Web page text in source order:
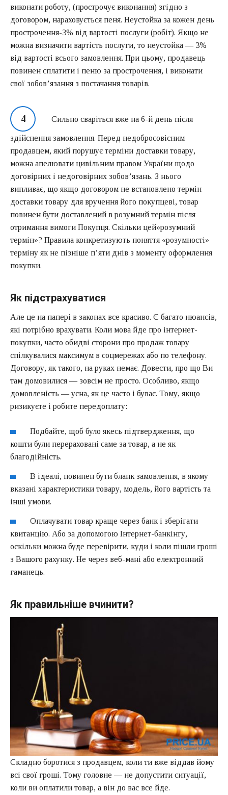
виконати роботу, (прострочує виконання) згідно з
договором, нараховується пеня. Неустойка за кожен день
прострочення-3% від вартості послуги (робіт). Якщо не
можна визначити вартість послуги, то неустойка — 3%
від вартості всього замовлення. При цьому, продавець
повинен сплатити і пеню за прострочення, і виконати
свої зобов’язання з постачання товарів.
Сильно сваріться вже на 6-й день після
здійснення замовлення. Перед недобросовісним
продавцем, який порушує терміни доставки товару,
можна апелювати цивільним правом України щодо
договірних і недоговірних зобов’язань. З нього
випливає, що якщо договором не встановлено термін
доставки товару для вручення його покупцеві, товар
повинен бути доставлений в розумний термін після
отримання вимоги Покупця. Скільки цей»розумний
термін»? Правила конкретизують поняття «розумності»
терміну як не пізніше п’яти днів з моменту оформлення
покупки.
Як підстрахуватися
Але це на папері в законах все красиво. Є багато нюансів,
які потрібно врахувати. Коли мова йде про інтернет-
покупки, часто обидві сторони про продаж товару
спілкувалися максимум в соцмережах або по телефону.
Договору, як такого, на руках немає. Довести, про що Ви
там домовилися — зовсім не просто. Особливо, якщо
домовленість — усна, як це часто і буває. Тому, якщо
ризикуєте і робите передоплату:
Подбайте, щоб було якесь підтвердження, що
кошти були перераховані саме за товар, а не як
благодійність.
В ідеалі, повинен бути бланк замовлення, в якому
вказані характеристики товару, модель, його вартість та
інші умови.
Оплачувати товар краще через банк і зберігати
квитанцію. Або за допомогою Інтернет-банкінгу,
оскільки можна буде перевірити, куди і коли пішли гроші
з Вашого рахунку. Не через веб-мані або електронний
гаманець.
Як правильніше вчинити?
Складно боротися з продавцем, коли ти вже віддав йому
всі свої гроші. Тому головне — не допустити ситуації,
коли ви оплатили товар, а він до вас все йде.